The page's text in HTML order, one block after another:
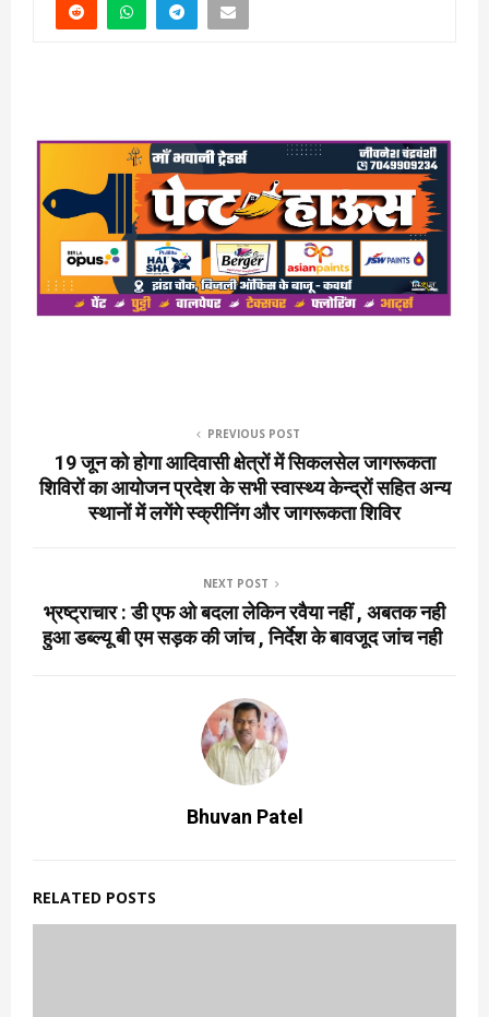
PREVIOUS POST
19 जून को होगा आदिवासी क्षेत्रों में सिकलसेल जागरूकता
शिविरों का आयोजन प्रदेश के सभी स्वास्थ्य केन्द्रों सहित अन्य
स्थानों में लगेंगे स्क्रीनिंग और जागरूकता शिविर
NEXT POST
भ्रष्ट्राचार : डी एफ ओ बदला लेकिन रवैया नहीं , अबतक नही
हुआ डब्ल्यू बी एम सड़क की जांच , निर्देश के बावजूद जांच नही
Bhuvan Patel
RELATED POSTS